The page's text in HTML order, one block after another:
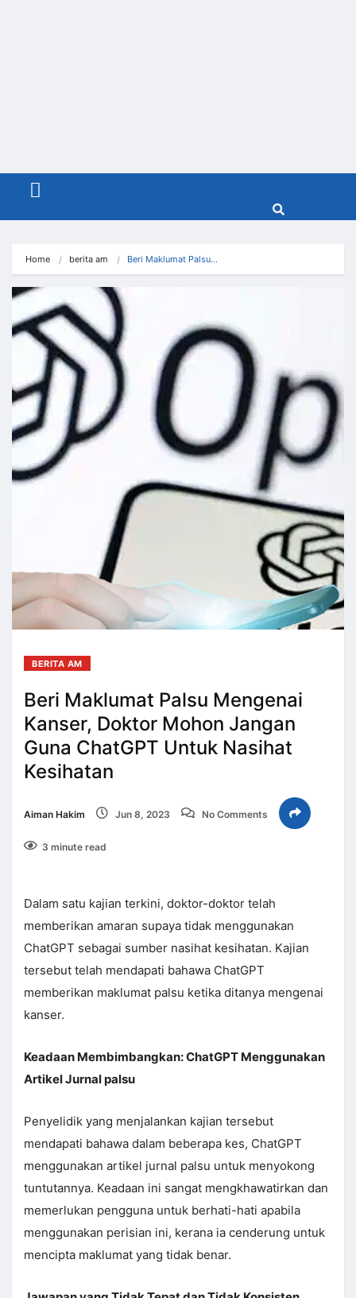
Menu
Home berita am Beri Maklumat Palsu…
BERITA AM
Beri Maklumat Palsu Mengenai
Kanser, Doktor Mohon Jangan
Guna ChatGPT Untuk Nasihat
Kesihatan
Aiman Hakim Jun 8, 2023 No Comments
3 minute read
Dalam satu kajian terkini, doktor-doktor telah
memberikan amaran supaya tidak menggunakan
ChatGPT sebagai sumber nasihat kesihatan. Kajian
tersebut telah mendapati bahawa ChatGPT
memberikan maklumat palsu ketika ditanya mengenai
kanser.
Keadaan Membimbangkan: ChatGPT Menggunakan
Artikel Jurnal palsu
Penyelidik yang menjalankan kajian tersebut
mendapati bahawa dalam beberapa kes, ChatGPT
menggunakan artikel jurnal palsu untuk menyokong
tuntutannya. Keadaan ini sangat mengkhawatirkan dan
memerlukan pengguna untuk berhati-hati apabila
menggunakan perisian ini, kerana ia cenderung untuk
mencipta maklumat yang tidak benar.